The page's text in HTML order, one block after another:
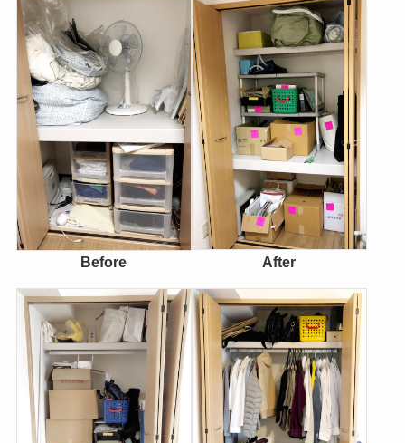
Before After